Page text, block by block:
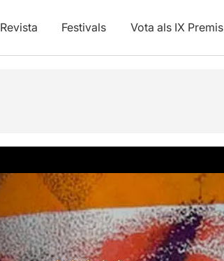
Revista Festivals Vota als IX Premis